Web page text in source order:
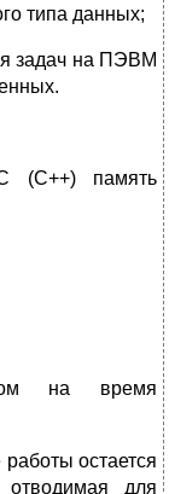
типа данных;
задач на ПЭВМ
(C++) память
на время
остается
для